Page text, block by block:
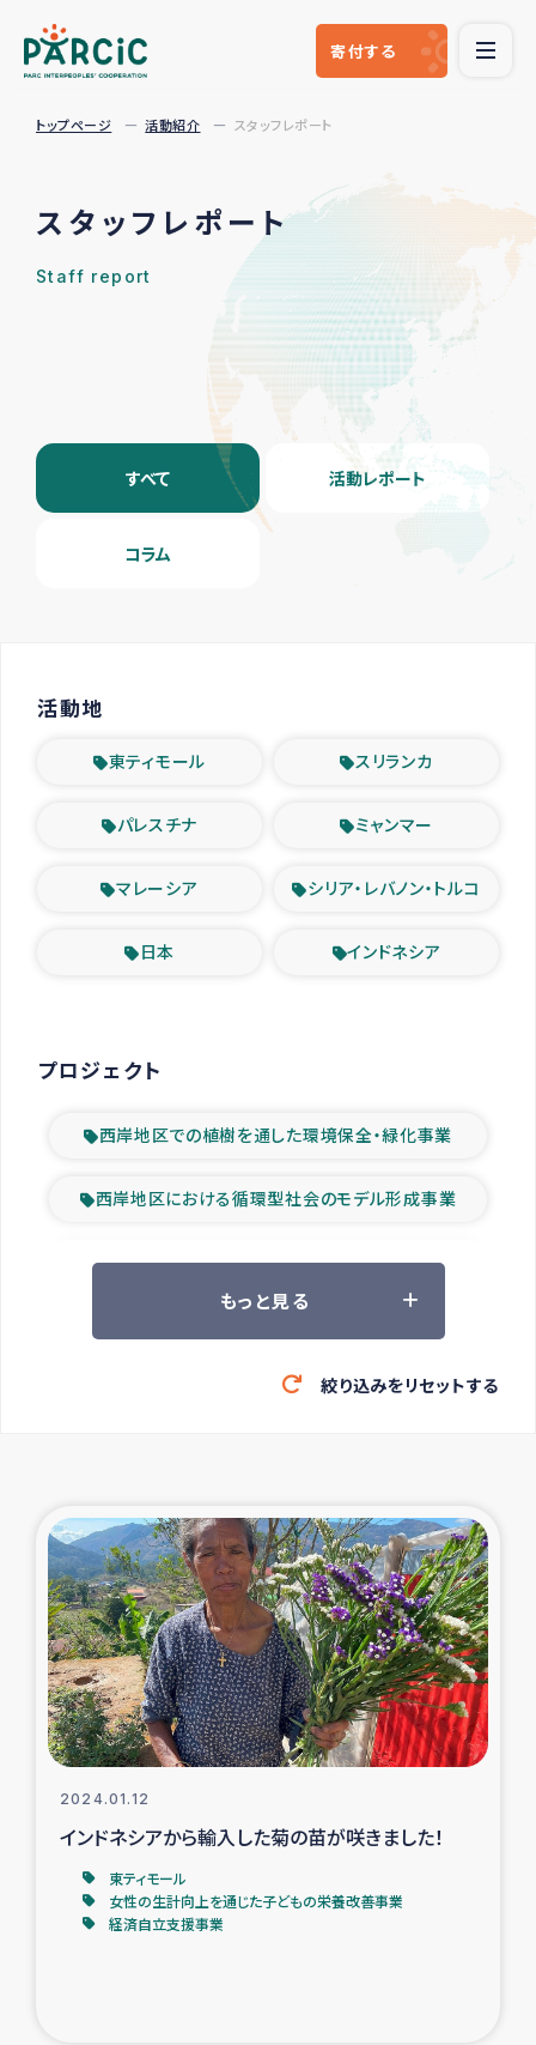
寄付する
トップページ 活動紹介 スタッフレポート
スタッフレポート
Staff report
すべて 活動レポート
コラム
活動地
東ティモール スリランカ
パレスチナ ミャンマー
マレーシア シリア・レバノン・トルコ
日本 インドネシア
プロジェクト
西岸地区での植樹を通した環境保全・緑化事業
西岸地区における循環型社会のモデル形成事業
ツアー参加者の声
緊急救援の時代
東ティモール豪雨緊急支援
大雨による洪水被災者支援
カカオ生産者支援事業
シリア国内避難民・帰還民の生活再建支援
トルコにおけるシリア難民支援事業
インドネシア中部 スラウェシの地震・津波被災者支援
スリランカ ムライティブ県帰還民の生活再建支援
もっと見る
絞り込みをリセットする
2024.01.12
インドネシアから輸入した菊の苗が咲きました！
東ティモール
女性の生計向上を通じた子どもの栄養改善事業
経済自立支援事業